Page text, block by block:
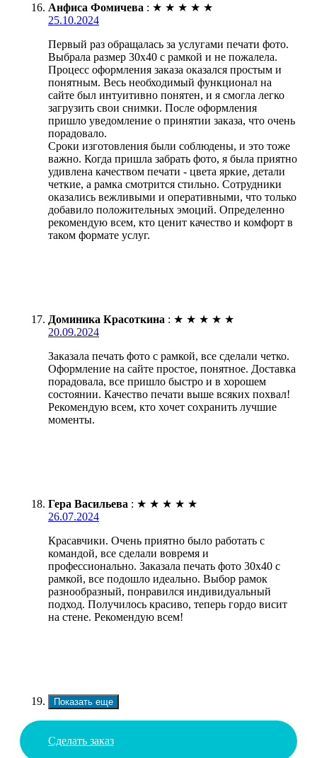
Анфиса Фомичева : ★ ★ ★ ★ ★
25.10.2024
Первый раз обращалась за услугами печати фото.
Выбрала размер 30х40 с рамкой и не пожалела.
Процесс оформления заказа оказался простым и
понятным. Весь необходимый функционал на
сайте был интуитивно понятен, и я смогла легко
загрузить свои снимки. После оформления
пришло уведомление о принятии заказа, что очень
порадовало.
Сроки изготовления были соблюдены, и это тоже
важно. Когда пришла забрать фото, я была приятно
удивлена качеством печати - цвета яркие, детали
четкие, а рамка смотрится стильно. Сотрудники
оказались вежливыми и оперативными, что только
добавило положительных эмоций. Определенно
рекомендую всем, кто ценит качество и комфорт в
таком формате услуг.
Доминика Красоткина : ★ ★ ★ ★ ★
20.09.2024
Заказала печать фото с рамкой, все сделали четко.
Оформление на сайте простое, понятное. Доставка
порадовала, все пришло быстро и в хорошем
состоянии. Качество печати выше всяких похвал!
Рекомендую всем, кто хочет сохранить лучшие
моменты.
Гера Васильева : ★ ★ ★ ★ ★
26.07.2024
Красавчики. Очень приятно было работать с
командой, все сделали вовремя и
профессионально. Заказала печать фото 30х40 с
рамкой, все подошло идеально. Выбор рамок
разнообразный, понравился индивидуальный
подход. Получилось красиво, теперь гордо висит
на стене. Рекомендую всем!
Показать еще
Сделать заказ